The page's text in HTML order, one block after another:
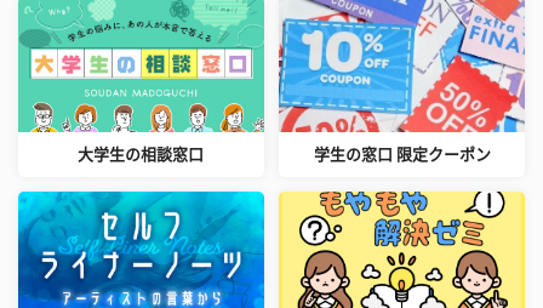
大学生の相談窓口 学生の窓口 限定クーポン